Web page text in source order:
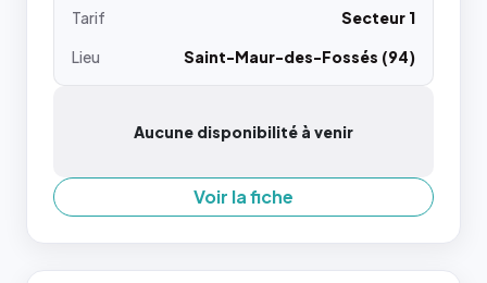
Tarif
Secteur 1
Lieu
Saint-Maur-des-Fossés (94)
Aucune disponibilité à venir
Voir la fiche